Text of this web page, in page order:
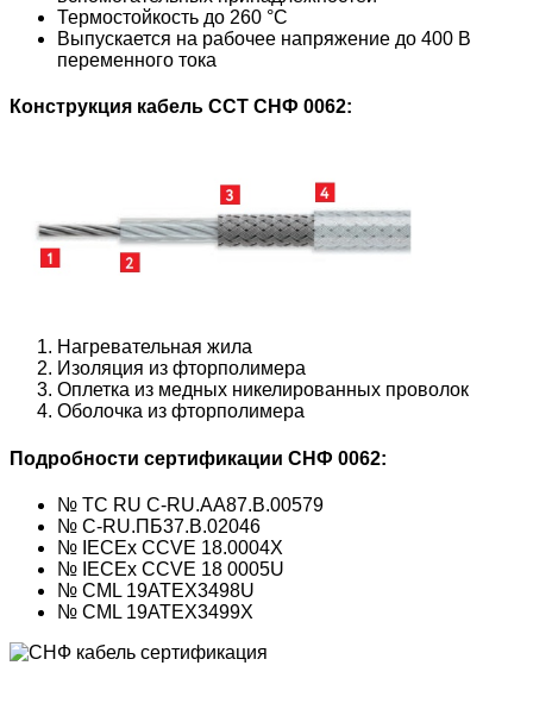
Термостойкость до 260 °С
Выпускается на рабочее напряжение до 400 В
переменного тока
Конструкция кабель ССТ СНФ 0062:
Нагревательная жила
Изоляция из фторполимера
Оплетка из медных никелированных проволок
Оболочка из фторполимера
Подробности сертификации СНФ 0062:
№ ТС RU C-RU.AA87.B.00579
№ C-RU.ПБ37.В.02046
№ IECEx CCVE 18.0004X
№ IECEx CCVE 18 0005U
№ CML 19ATEX3498U
№ CML 19ATEX3499Х